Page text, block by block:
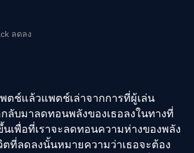
ลดลง
ตช์แล้วแพตช์เล่าจากการที่ผู้เล่น
ลับมาลดทอนพลังของเธอลงในทางที่
เพื่อที่เราจะลดทอนความห่างของพลัง
ที่ลดลงนั้นหมายความว่าเธอจะต้อง